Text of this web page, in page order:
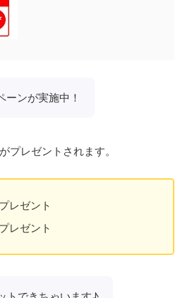
ンが実施中！
レゼントされます。
レゼント
レゼント